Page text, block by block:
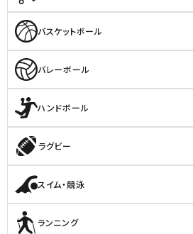
バスケットボール
バレーボール
ハンドボール
ラグビー
スイム・競泳
ランニング